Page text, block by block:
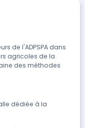
de l'ADPSPA dans
agricoles de la
des méthodes
dédiée à la